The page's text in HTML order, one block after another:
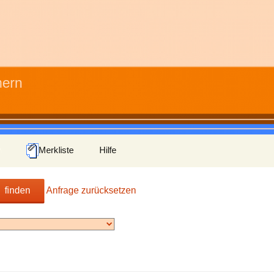
Merkliste Hilfe
finden Anfrage zurücksetzen